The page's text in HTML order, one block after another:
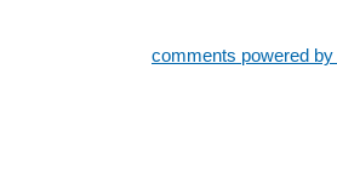
comments powered